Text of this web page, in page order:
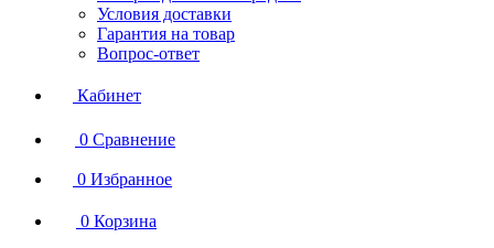
Условия доставки
Гарантия на товар
Вопрос-ответ
Кабинет
0 Сравнение
0 Избранное
0 Корзина